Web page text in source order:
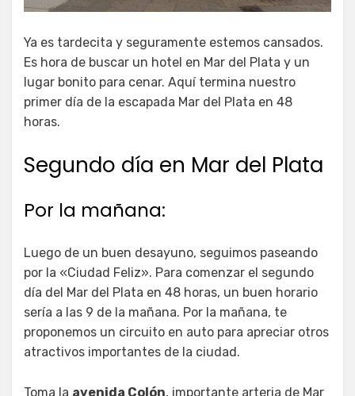
Ya es tardecita y seguramente estemos cansados.
Es hora de buscar un hotel en Mar del Plata y un
lugar bonito para cenar. Aquí termina nuestro
primer día de la escapada Mar del Plata en 48
horas.
Segundo día en Mar del Plata
Por la mañana:
Luego de un buen desayuno, seguimos paseando
por la «Ciudad Feliz». Para comenzar el segundo
día del Mar del Plata en 48 horas, un buen horario
sería a las 9 de la mañana. Por la mañana, te
proponemos un circuito en auto para apreciar otros
atractivos importantes de la ciudad.
Toma la avenida Colón, importante arteria de Mar